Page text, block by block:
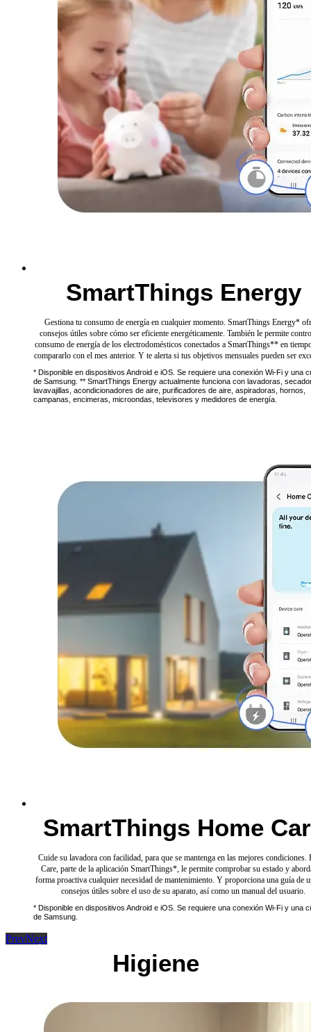
SmartThings Energy
Gestiona tu consumo de energía en cualquier momento. SmartThings Energy*
consejos útiles sobre cómo ser eficiente energéticamente. También le permite
consumo de energía de los electrodomésticos conectados a SmartThings** en
compararlo con el mes anterior. Y te alerta si tus objetivos mensuales pueden ser
* Disponible en dispositivos Android e iOS. Se requiere una conexión Wi-Fi y una
de Samsung. ** SmartThings Energy actualmente funciona con lavadoras,
lavavajillas, acondicionadores de aire, purificadores de aire, aspiradoras, hornos,
campanas, encimeras, microondas, televisores y medidores de energía.
SmartThings Home
Cuide su lavadora con facilidad, para que se mantenga en las mejores condiciones.
Care, parte de la aplicación SmartThings*, le permite comprobar su estado y
forma proactiva cualquier necesidad de mantenimiento. Y proporciona una guía de
consejos útiles sobre el uso de su aparato, así como un manual del usuario.
* Disponible en dispositivos Android e iOS. Se requiere una conexión Wi-Fi y una
de Samsung.
PrevNext
Higiene